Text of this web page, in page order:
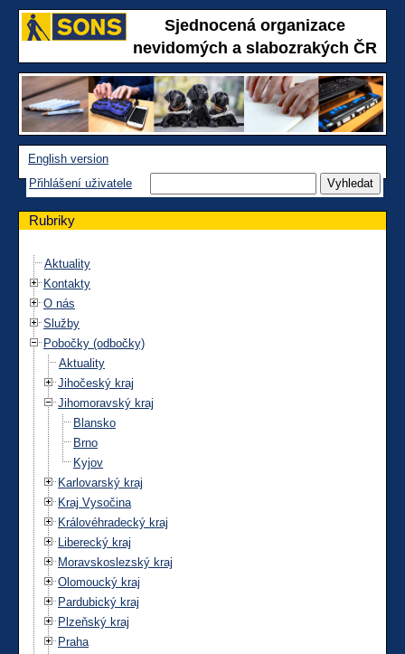
Sjednocená organizace
nevidomých a slabozrakých ČR
English version
Přihlášení uživatele
Rubriky
Aktuality
Kontakty
O nás
Služby
Pobočky (odbočky)
Aktuality
Jihočeský kraj
Jihomoravský kraj
Blansko
Brno
Kyjov
Karlovarský kraj
Kraj Vysočina
Královéhradecký kraj
Liberecký kraj
Moravskoslezský kraj
Olomoucký kraj
Pardubický kraj
Plzeňský kraj
Praha